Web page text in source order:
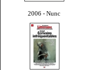
2006 - Nunc